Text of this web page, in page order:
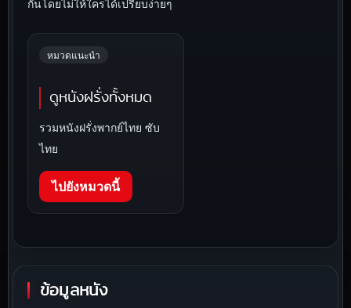
กันโดยไม่ให้ใครได้เปรียบง่ายๆ
หมวดแนะนำ
ดูหนังฝรั่งทั้งหมด
รวมหนังฝรั่งพากย์ไทย ซับ
ไทย
ไปยังหมวดนี้
ข้อมูลหนัง